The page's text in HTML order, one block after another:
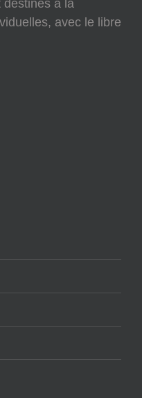
destinés à la
avec le libre